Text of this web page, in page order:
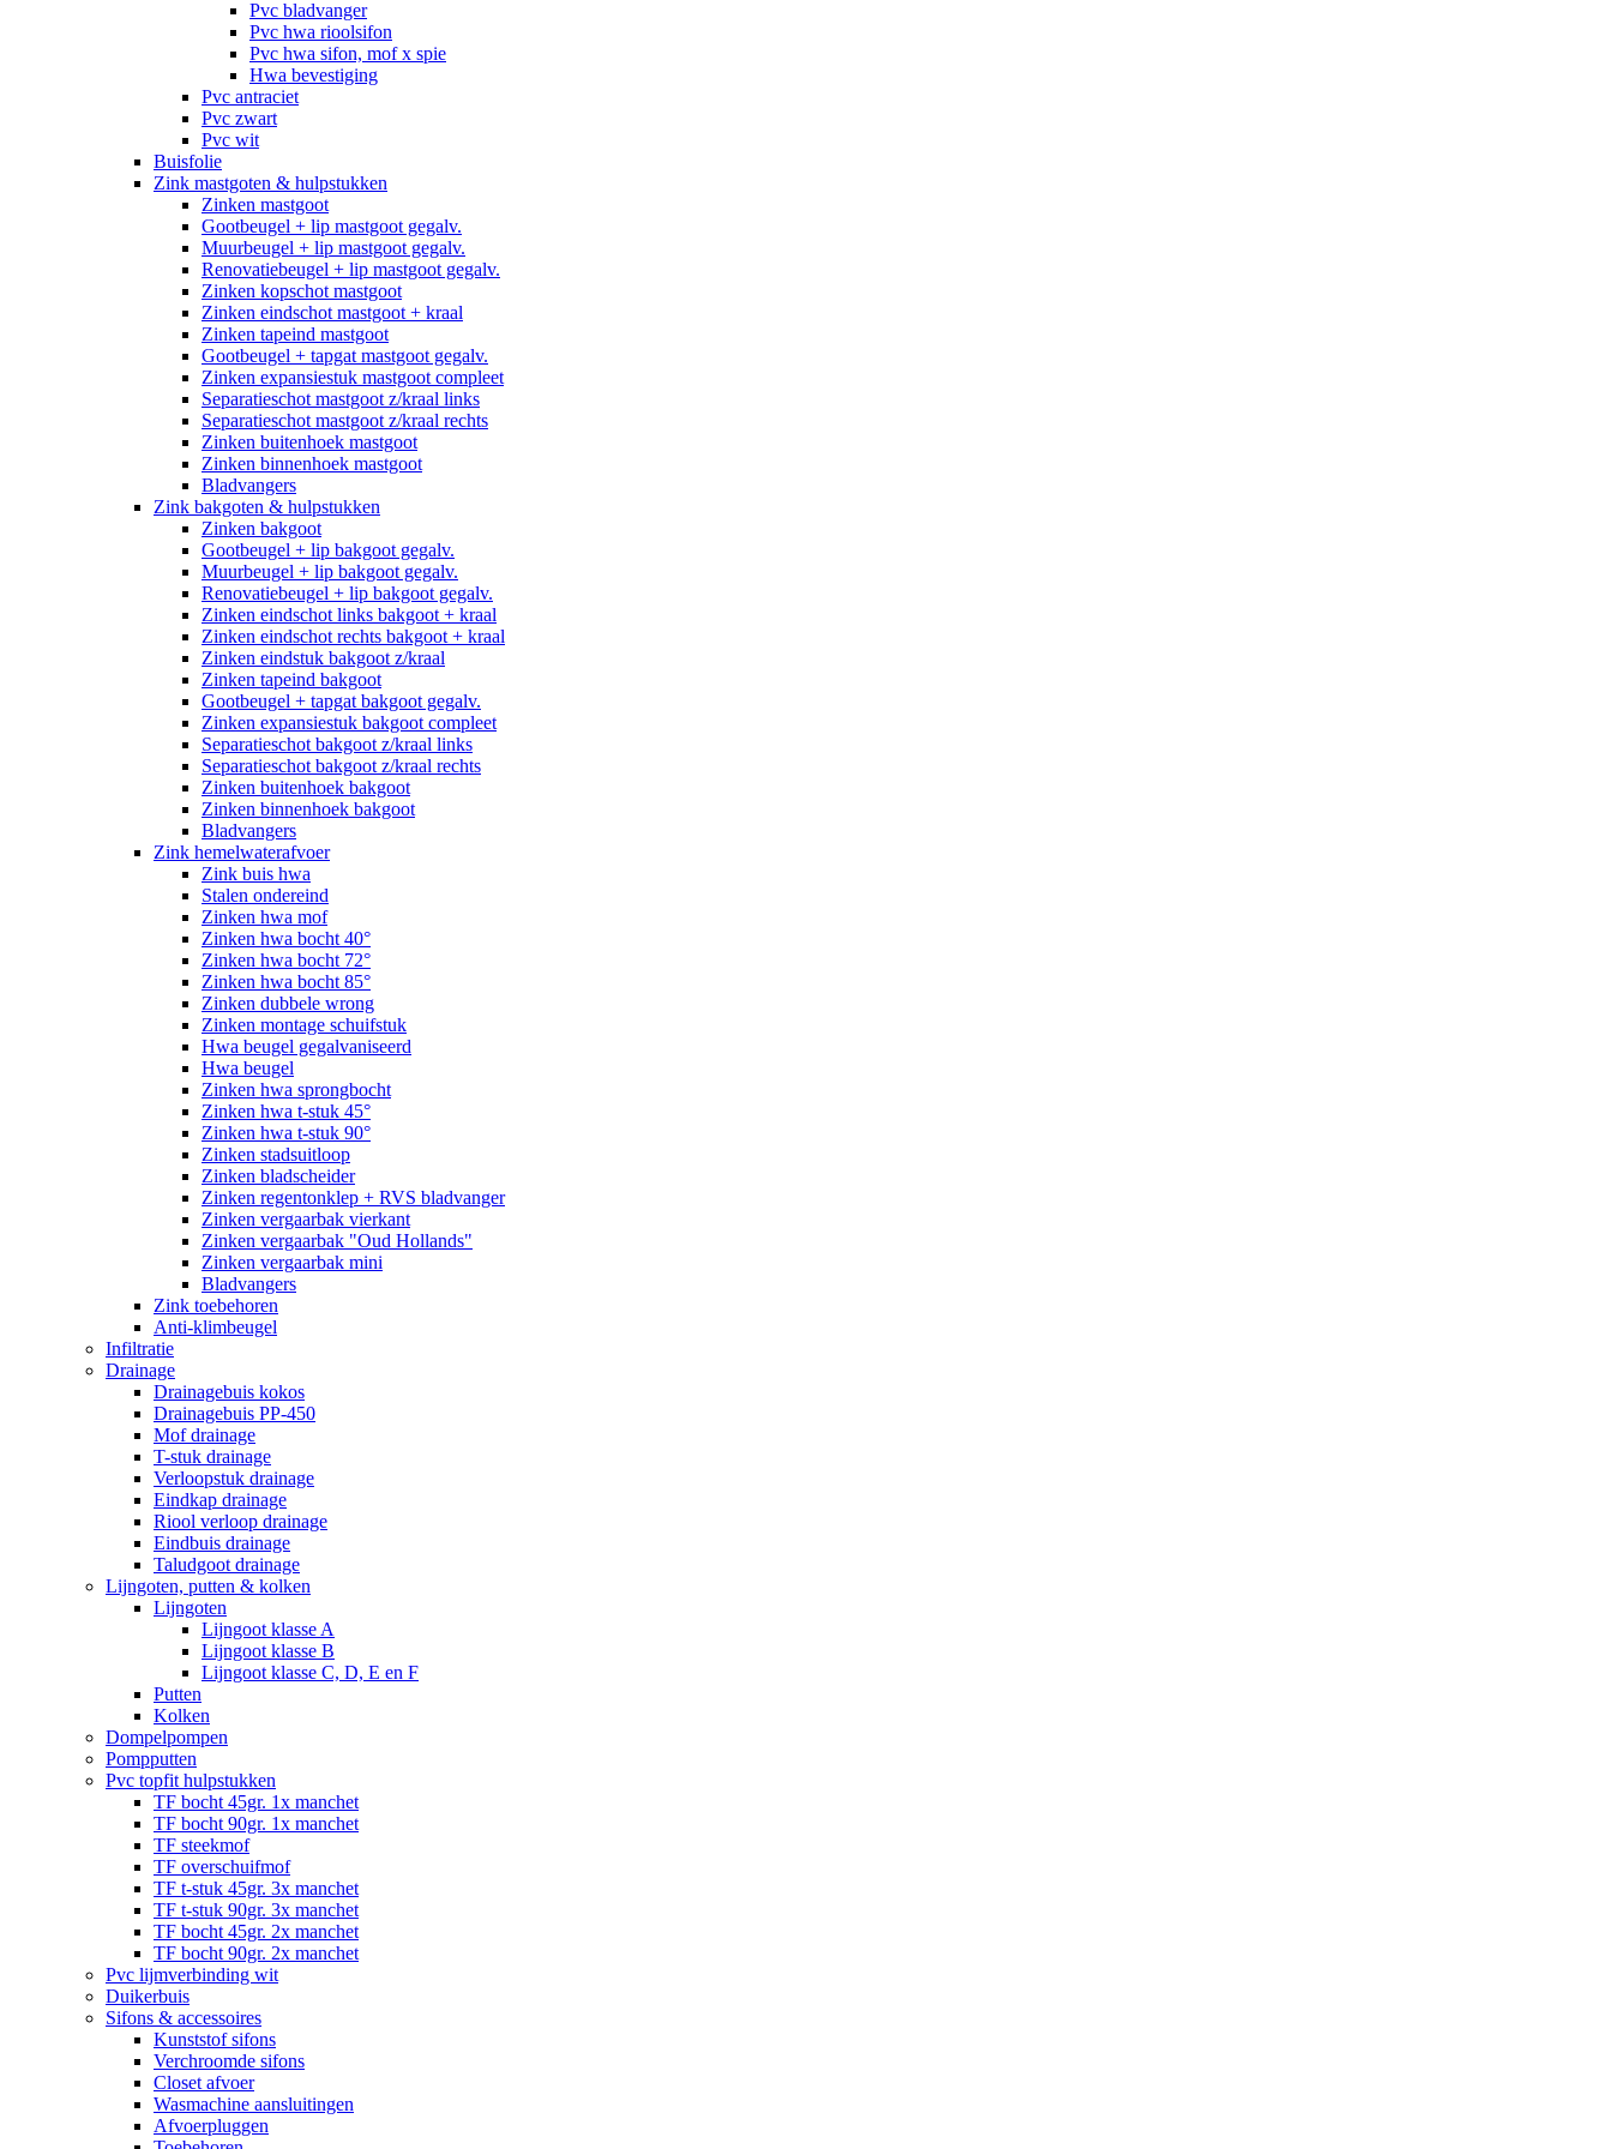
Pvc bladvanger
Pvc hwa rioolsifon
Pvc hwa sifon, mof x spie
Hwa bevestiging
Pvc antraciet
Pvc zwart
Pvc wit
Buisfolie
Zink mastgoten & hulpstukken
Zinken mastgoot
Gootbeugel + lip mastgoot gegalv.
Muurbeugel + lip mastgoot gegalv.
Renovatiebeugel + lip mastgoot gegalv.
Zinken kopschot mastgoot
Zinken eindschot mastgoot + kraal
Zinken tapeind mastgoot
Gootbeugel + tapgat mastgoot gegalv.
Zinken expansiestuk mastgoot compleet
Separatieschot mastgoot z/kraal links
Separatieschot mastgoot z/kraal rechts
Zinken buitenhoek mastgoot
Zinken binnenhoek mastgoot
Bladvangers
Zink bakgoten & hulpstukken
Zinken bakgoot
Gootbeugel + lip bakgoot gegalv.
Muurbeugel + lip bakgoot gegalv.
Renovatiebeugel + lip bakgoot gegalv.
Zinken eindschot links bakgoot + kraal
Zinken eindschot rechts bakgoot + kraal
Zinken eindstuk bakgoot z/kraal
Zinken tapeind bakgoot
Gootbeugel + tapgat bakgoot gegalv.
Zinken expansiestuk bakgoot compleet
Separatieschot bakgoot z/kraal links
Separatieschot bakgoot z/kraal rechts
Zinken buitenhoek bakgoot
Zinken binnenhoek bakgoot
Bladvangers
Zink hemelwaterafvoer
Zink buis hwa
Stalen ondereind
Zinken hwa mof
Zinken hwa bocht 40°
Zinken hwa bocht 72°
Zinken hwa bocht 85°
Zinken dubbele wrong
Zinken montage schuifstuk
Hwa beugel gegalvaniseerd
Hwa beugel
Zinken hwa sprongbocht
Zinken hwa t-stuk 45°
Zinken hwa t-stuk 90°
Zinken stadsuitloop
Zinken bladscheider
Zinken regentonklep + RVS bladvanger
Zinken vergaarbak vierkant
Zinken vergaarbak "Oud Hollands"
Zinken vergaarbak mini
Bladvangers
Zink toebehoren
Anti-klimbeugel
Infiltratie
Drainage
Drainagebuis kokos
Drainagebuis PP-450
Mof drainage
T-stuk drainage
Verloopstuk drainage
Eindkap drainage
Riool verloop drainage
Eindbuis drainage
Taludgoot drainage
Lijngoten, putten & kolken
Lijngoten
Lijngoot klasse A
Lijngoot klasse B
Lijngoot klasse C, D, E en F
Putten
Kolken
Dompelpompen
Pompputten
Pvc topfit hulpstukken
TF bocht 45gr. 1x manchet
TF bocht 90gr. 1x manchet
TF steekmof
TF overschuifmof
TF t-stuk 45gr. 3x manchet
TF t-stuk 90gr. 3x manchet
TF bocht 45gr. 2x manchet
TF bocht 90gr. 2x manchet
Pvc lijmverbinding wit
Duikerbuis
Sifons & accessoires
Kunststof sifons
Verchroomde sifons
Closet afvoer
Wasmachine aansluitingen
Afvoerpluggen